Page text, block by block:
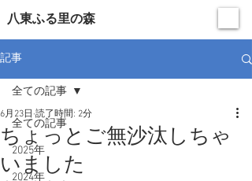
​八東ふる里の森
記事
全ての記事
2025年
2024年
全ての記事
ちょっとご無沙汰しちゃ
いました
6月23日 読了時間: 2分